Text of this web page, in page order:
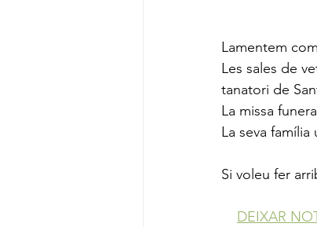
Lamentem
Les sales de
tanatori de
La missa
La seva
Si voleu fer
DEIXAR